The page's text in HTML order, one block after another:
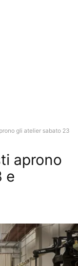
gli atelier sabato 23
aprono
e